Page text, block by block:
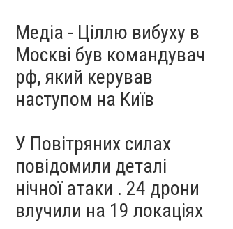
Медіа - Ціллю вибуху в
Москві був командувач
рф, який керував
наступом на Київ
У Повітряних силах
повідомили деталі
нічної атаки . 24 дрони
влучили на 19 локаціях